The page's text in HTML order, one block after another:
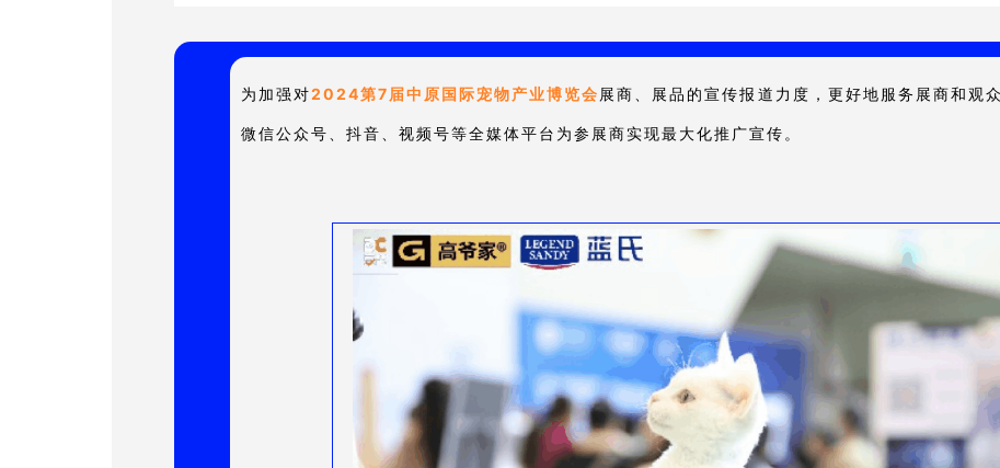
为加强对2024第7届中原国际宠物产业博览会 展商、展品的宣传报道力度，更好地服务展商和观
微信公众号、抖音、视频号等全媒体平台为参展商实现最大化推广宣传。